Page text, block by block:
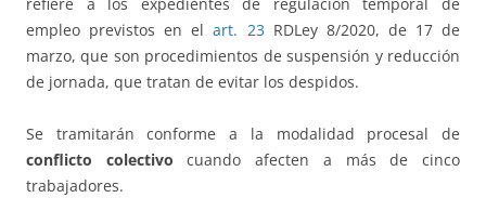
refiere a los expedientes de regulación temporal de
empleo previstos en elart. 23 RDLey 8/2020, de 17 de
marzo, que son procedimientos de suspensión y reducción
de jornada, que tratan de evitar los despidos.
Se tramitarán conforme a la modalidad procesal de
conflicto colectivo cuando afecten a más de cinco
trabajadores.